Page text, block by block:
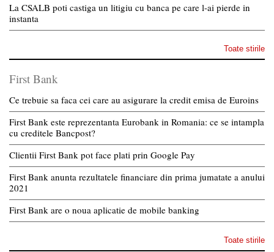
La CSALB poti castiga un litigiu cu banca pe care l-ai pierde in
instanta
Toate stirile
First Bank
Ce trebuie sa faca cei care au asigurare la credit emisa de Euroins
First Bank este reprezentanta Eurobank in Romania: ce se intampla
cu creditele Bancpost?
Clientii First Bank pot face plati prin Google Pay
First Bank anunta rezultatele financiare din prima jumatate a anului
2021
First Bank are o noua aplicatie de mobile banking
Toate stirile